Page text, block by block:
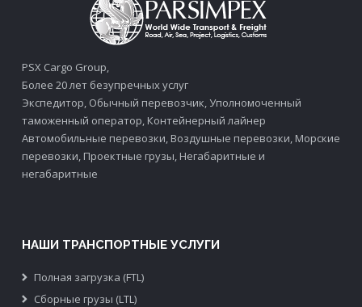
PSX Cargo Group,
Более 20 лет безупречных услуг
Экспедитор, Обычный перевозчик, Уполномоченный
таможенный оператор, Контейнерный лайнер
Автомобильные перевозки, Воздушные перевозки, Морские
перевозки, Проектные грузы, Негабаритные и
негабаритные
НАШИ ТРАНСПОРТНЫЕ УСЛУГИ
Полная загрузка (FTL)
Сборные грузы (LTL)